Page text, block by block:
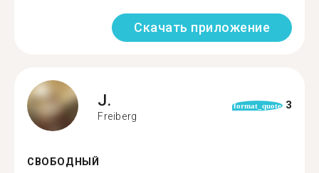
Скачать приложение
J.
Freiberg
format_quote 3
СВОБОДНЫЙ